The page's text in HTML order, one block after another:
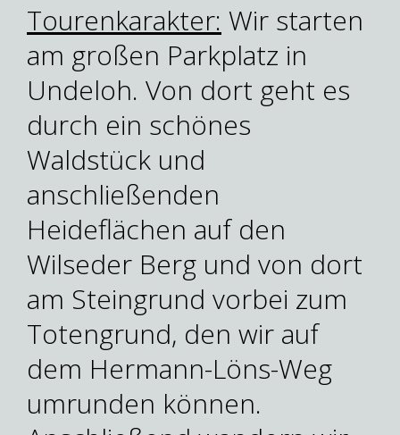
Tourenkarakter: Wir starten
am großen Parkplatz in
Undeloh. Von dort geht es
durch ein schönes
Waldstück und
anschließenden
Heideflächen auf den
Wilseder Berg und von dort
am Steingrund vorbei zum
Totengrund, den wir auf
dem Hermann-Löns-Weg
umrunden können.